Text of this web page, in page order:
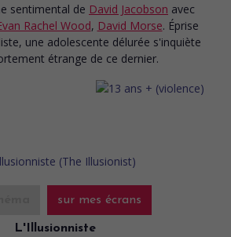
sentimental de David Jacobson avec
Rachel Wood, David Morse. Éprise
une adolescente délurée s'inquiète
étrange de ce dernier.
sur mes écrans
L'Illusionniste